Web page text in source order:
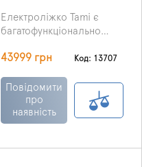
Електроліжко Tami є
багатофункціональною
секціями. Вона
електроприводами та
колесами з гальмами.
43999 грн Код: 13707
Повідомити
про
наявність